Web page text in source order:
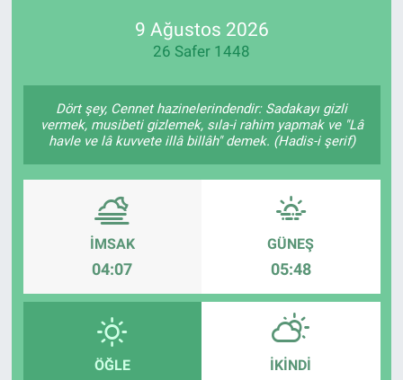
9 Ağustos 2026
26 Safer 1448
Dört şey, Cennet hazinelerindendir: Sadakayı gizli
vermek, musibeti gizlemek, sıla-i rahim yapmak ve "Lâ
havle ve lâ kuvvete illâ billâh" demek. (Hadis-i şerif)
İMSAK
04:07
GÜNEŞ
05:48
ÖĞLE İKINDI
İnanç
Kadın & Aile
Kültür & Sanat
Sağlık
Teknoloji